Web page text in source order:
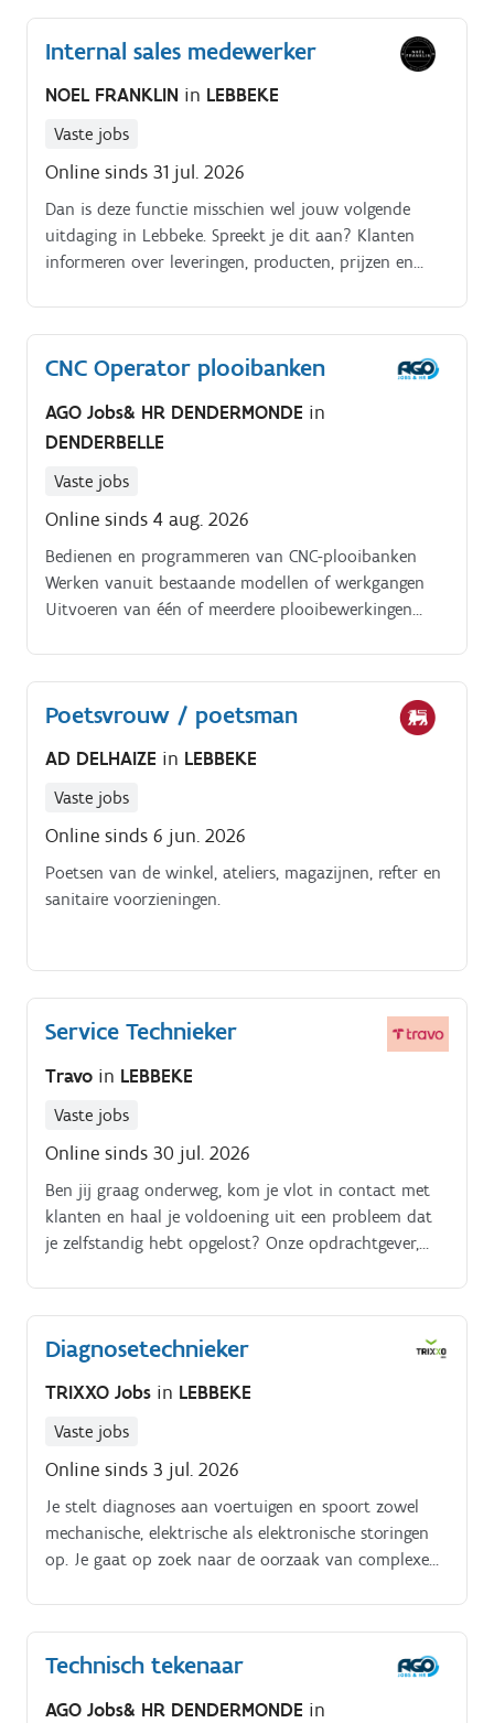
Internal sales medewerker
NOEL FRANKLIN in LEBBEKE
Vaste jobs
Online sinds 31 jul. 2026
Dan is deze functie misschien wel jouw volgende
uitdaging in Lebbeke. Spreekt je dit aan? Klanten
informeren over leveringen, producten, prijzen en
CNC Operator plooibanken
AGO Jobs& HR DENDERMONDE in
DENDERBELLE
Vaste jobs
Online sinds 4 aug. 2026
Bedienen en programmeren van CNC-plooibanken
Werken vanuit bestaande modellen of werkgangen
Uitvoeren van één of meerdere plooibewerkingen
eindresultaten Technisch uitdagende rol binnen een
productieomgeving Bijdragen aan een efficiënt en
vlot productieproces
Poetsvrouw / poetsman
AD DELHAIZE in LEBBEKE
Vaste jobs
Online sinds 6 jun. 2026
Poetsen van de winkel, ateliers, magazijnen, refter en
sanitaire voorzieningen.
Service Technieker
Travo in LEBBEKE
Vaste jobs
Online sinds 30 jul. 2026
Ben jij graag onderweg, kom je vlot in contact met
klanten en haal je voldoening uit een probleem dat
je zelfstandig hebt opgelost? Onze opdrachtgever,
ervaring en deel van een bredere technische groep in
verwarming, ventilatie, koeling en sanitair, biedt
klanten niet alleen nieuwe installaties, maar ook
Diagnosetechnieker
TRIXXO Jobs in LEBBEKE
Vaste jobs
Online sinds 3 jul. 2026
Je stelt diagnoses aan voertuigen en spoort zowel
mechanische, elektrische als elektronische storingen
op. Je gaat op zoek naar de oorzaak van complexe
Technisch tekenaar
AGO Jobs& HR DENDERMONDE in